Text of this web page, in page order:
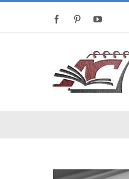
FacebookPinterestYouTube